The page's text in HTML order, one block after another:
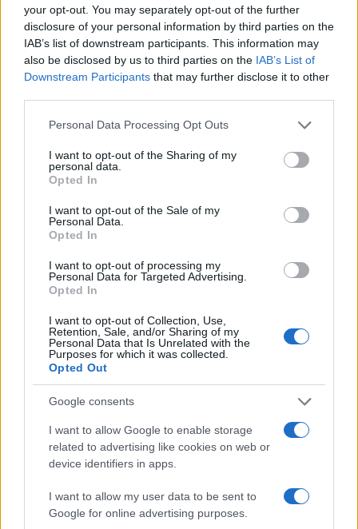
your opt-out. You may separately opt-out of the further
disclosure of your personal information by third parties on the
IAB’s list of downstream participants. This information may
also be disclosed by us to third parties on the IAB’s List of
Downstream Participants that may further disclose it to other
Please note that this website/app uses one or more Google
not limited to your visit or usage behaviour. You may click to
grant or deny consent to Google and its third-party tags to
use your data for below specified purposes in below Google
consent section.
Personal Data Processing Opt Outs
I want to opt-out of the Sharing of my
personal data.
Opted In
I want to opt-out of the Sale of my
Personal Data.
Opted In
I want to opt-out of processing my
Personal Data for Targeted Advertising.
Opted In
I want to opt-out of Collection, Use,
Retention, Sale, and/or Sharing of my
Personal Data that Is Unrelated with the
Purposes for which it was collected.
Opted Out
Google consents
I want to allow Google to enable storage
related to advertising like cookies on web or
device identifiers in apps.
I want to allow my user data to be sent to
Google for online advertising purposes.
grondstoffen
Sanne De Vries · 5 aug 2026
NEWS
Brentolie daalt naar 91,82 dollar: een week van dalende
grondstoffenprijzen
Sanne De Vries · 4 aug 2026